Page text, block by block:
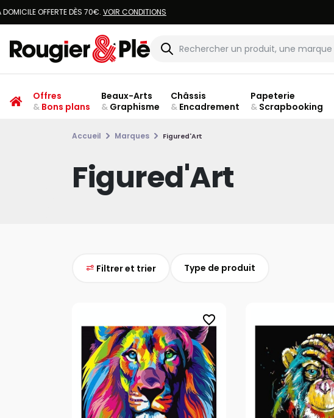
Offres
&Bons plans
Beaux-Arts
&Graphisme
Châssis
&Encadrement
Papeterie
&Scrapbooking
Accueil Marques Figured'Art
Figured'Art
Filtrer et trier Type de produit
favorite_border